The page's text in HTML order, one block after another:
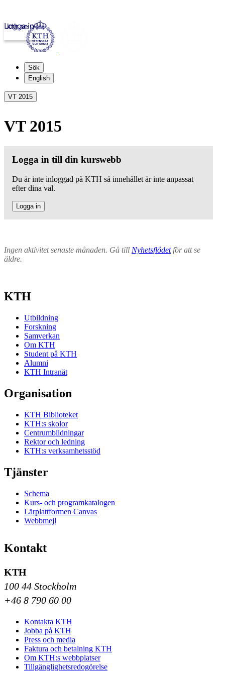
kth.se
Logga in
Sök
English
VT 2015
VT 2015
Logga in till din kurswebb
Du är inte inloggad på KTH så innehållet är inte anpassat
efter dina val.
Logga in
Ingen aktivitet senaste månaden. Gå till Nyhetsflödetför att se
äldre.
KTH
Utbildning
Forskning
Samverkan
Om KTH
Student på KTH
Alumni
KTH Intranät
Organisation
KTH Biblioteket
KTH:s skolor
Centrumbildningar
Rektor och ledning
KTH:s verksamhetsstöd
Tjänster
Schema
Kurs- och programkatalogen
Lärplattformen Canvas
Webbmejl
Kontakt
KTH
100 44 Stockholm
+46 8 790 60 00
Kontakta KTH
Jobba på KTH
Press och media
Faktura och betalning KTH
Om KTH:s webbplatser
Tillgänglighetsredogörelse